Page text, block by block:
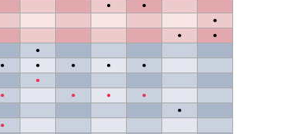
●
●
●
● ●
●
● ● ● ●
●
●
● ● ●
●
●
●